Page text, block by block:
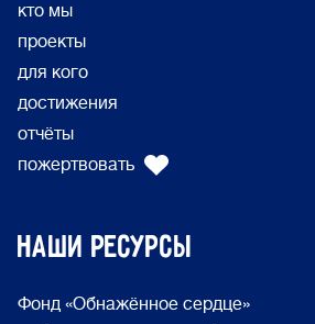
кто мы
проекты
для кого
достижения
отчёты
пожертвовать
Наши ресурсы
Фонд «Обнажённое сердце»